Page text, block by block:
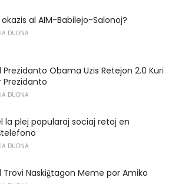
okazis al AIM-Babilejo-Salonoj?
DUONA
Prezidanto Obama Uzis Retejon 2.0 Kuri
Prezidanto
DUONA
la plej popularaj sociaj retoj en
DUONA
Trovi Naskiĝtagon Meme por Amiko